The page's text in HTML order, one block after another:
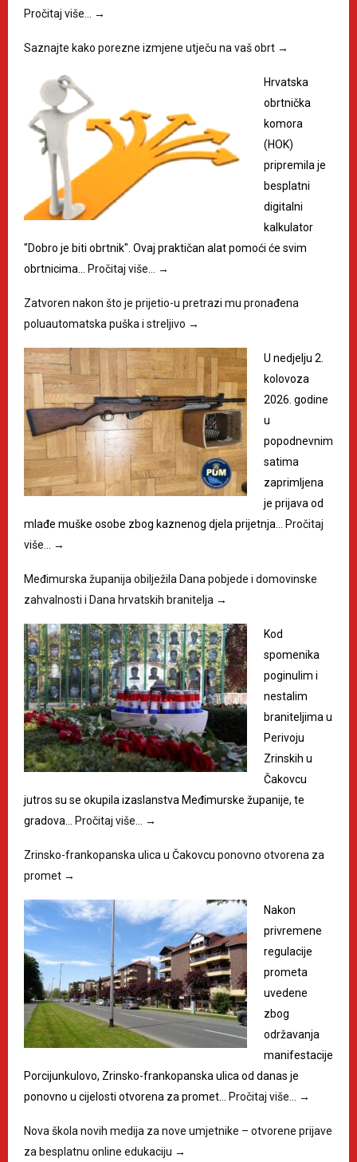
Pročitaj više…
→
Saznajte kako porezne izmjene utječu na vaš obrt →
Hrvatska
obrtnička
komora
(HOK)
pripremila je
besplatni
digitalni
kalkulator
"Dobro je biti obrtnik". Ovaj praktičan alat pomoći će svim
obrtnicima…
Pročitaj više… →
Zatvoren nakon što je prijetio-u pretrazi mu pronađena
poluautomatska puška i streljivo →
U nedjelju 2.
kolovoza
2026. godine
u
popodnevnim
satima
zaprimljena
je prijava od
mlađe muške osobe zbog kaznenog djela prijetnja…
Pročitaj
više…
→
Međimurska županija obilježila Dana pobjede i domovinske
zahvalnosti i Dana hrvatskih branitelja →
Kod
spomenika
poginulim i
nestalim
braniteljima u
Perivoju
Zrinskih u
Čakovcu
jutros su se okupila izaslanstva Međimurske županije, te
gradova…
Pročitaj više… →
Zrinsko-frankopanska ulica u Čakovcu ponovno otvorena za
promet →
Nakon
privremene
regulacije
prometa
uvedene
zbog
održavanja
manifestacije
Porcijunkulovo, Zrinsko-frankopanska ulica od danas je
ponovno u cijelosti otvorena za promet…
Pročitaj više… →
Nova škola novih medija za nove umjetnike – otvorene prijave
za besplatnu online edukaciju →